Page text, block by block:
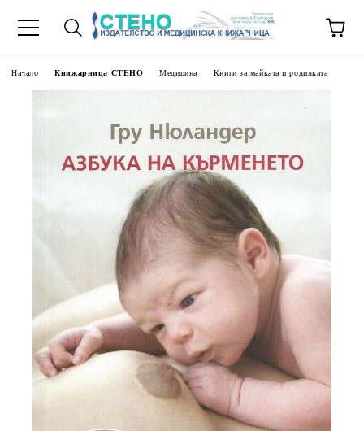
Начало Книжарница СТЕНО Медицина Книги за майката и родилката